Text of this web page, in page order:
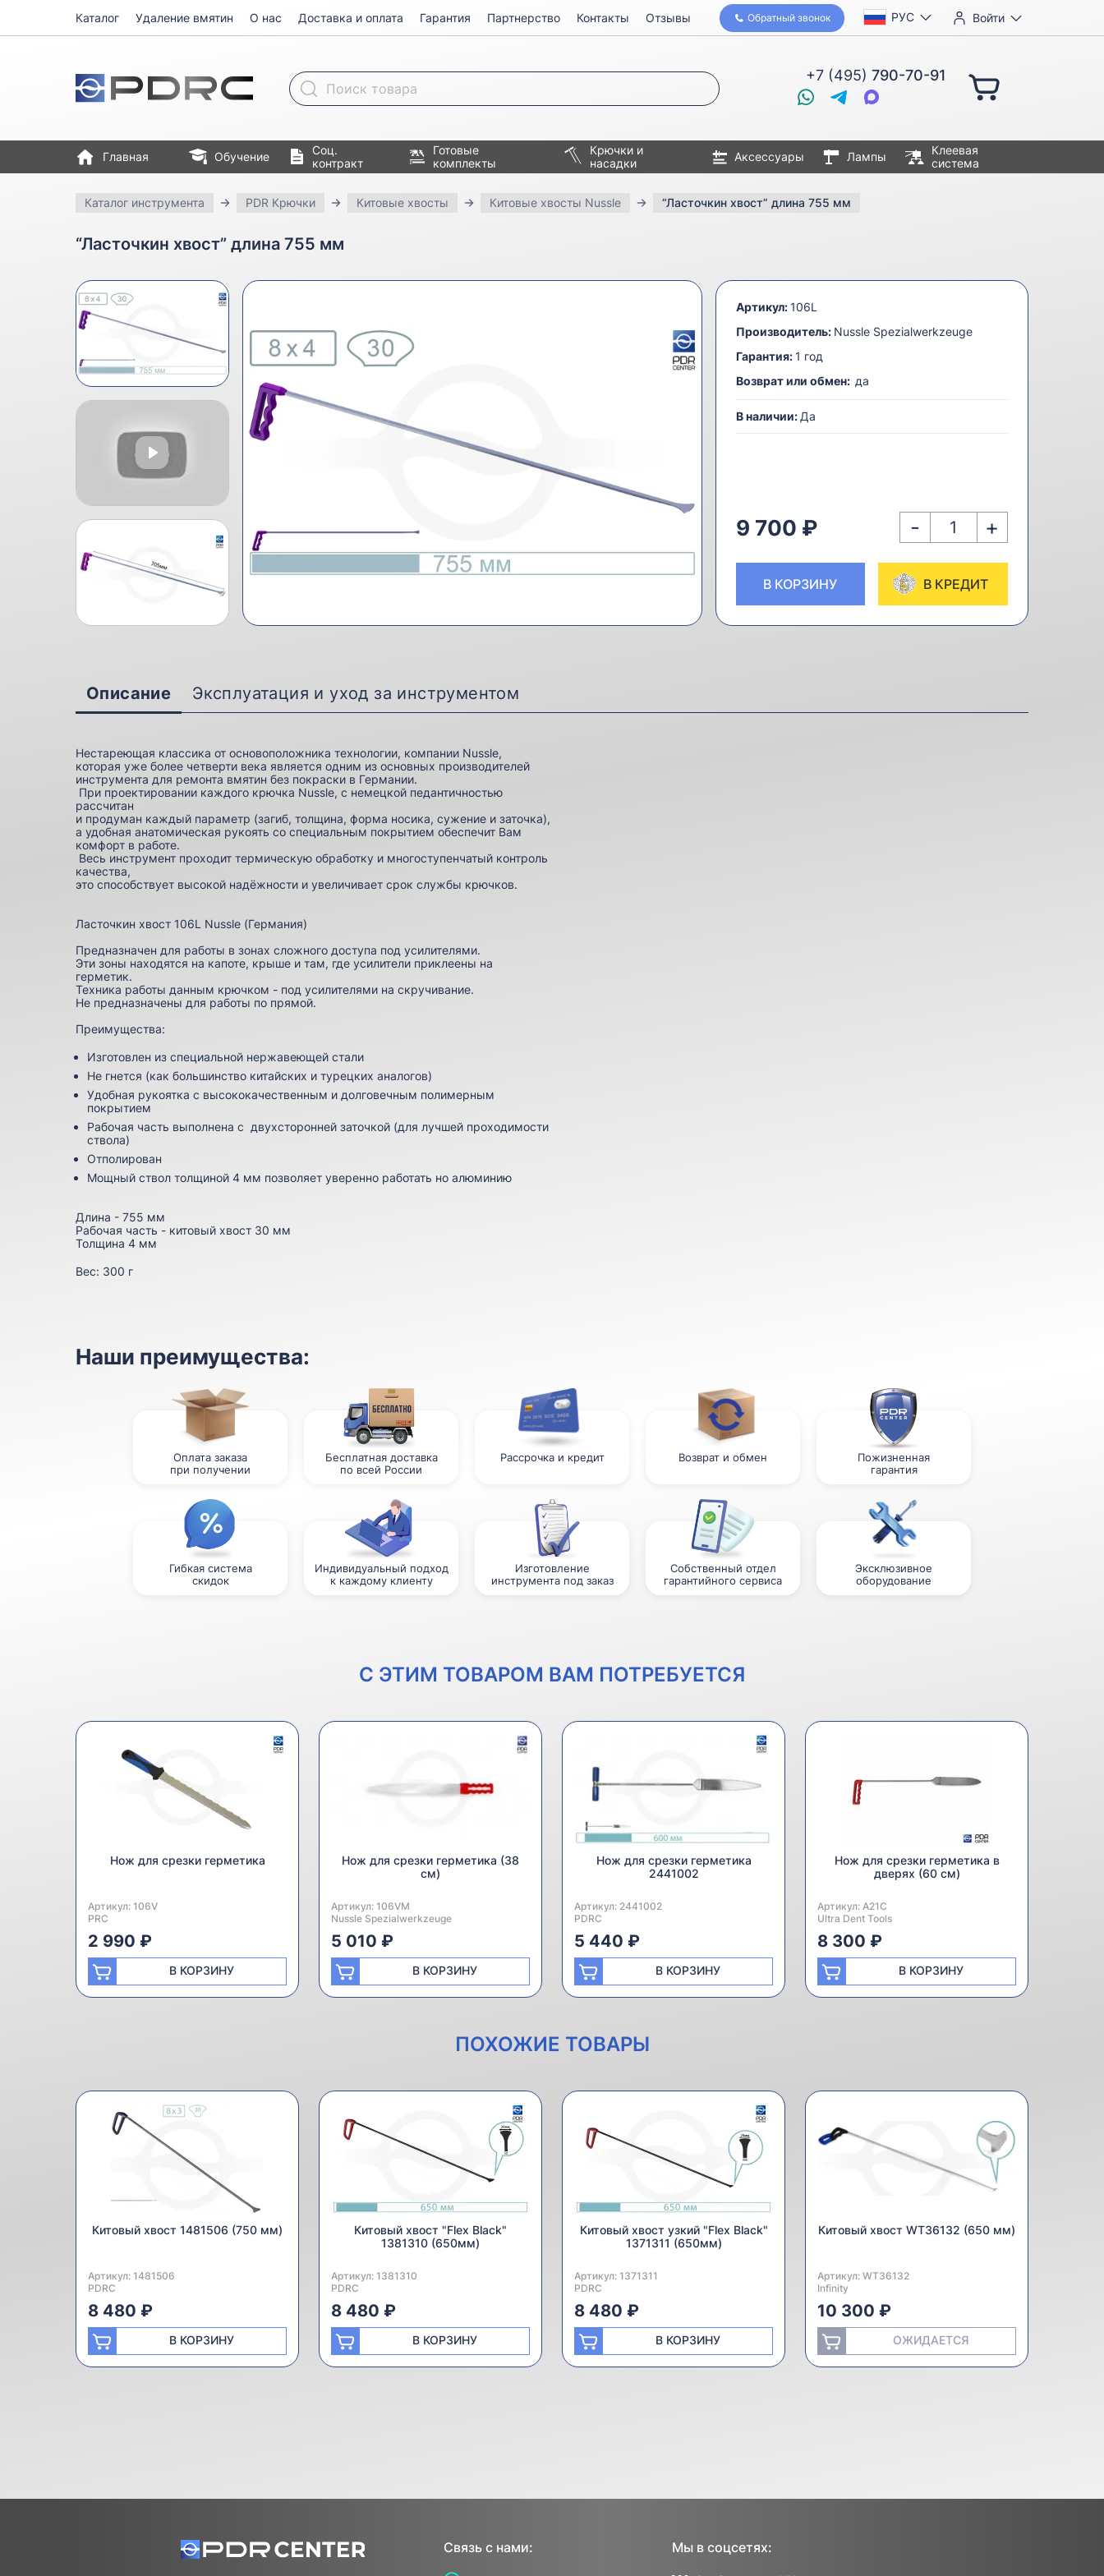
РУС Войти
Обратный звонок
+7 (495) 790-70-91
Поиск товара
Каталог Удаление вмятин О нас Доставка и оплата Гарантия Партнерство Контакты Отзывы
Главная Обучение
Соц.
контракт
Готовые
комплекты
Крючки и
насадки
Аксессуары Лампы
Клеевая
система
Каталог инструмента PDR Крючки Китовые хвосты Китовые хвосты Nussle “Ласточкин хвост” длина 755 мм
“Ласточкин хвост” длина 755 мм
Артикул: 106L
Производитель: Nussle Spezialwerkzeuge
Гарантия: 1 год
Возврат или обмен: да
В наличии: Да
9 700 ₽ - +
В КОРЗИНУ В КРЕДИТ
Описание Эксплуатация и уход за инструментом
Нестареющая классика от основоположника технологии, компании Nussle,
которая уже более четверти века является одним из основных производителей
инструмента для ремонта вмятин без покраски в Германии.
При проектировании каждого крючка Nussle, с немецкой педантичностью
рассчитан
и продуман каждый параметр (загиб, толщина, форма носика, сужение и заточка),
а удобная анатомическая рукоять со специальным покрытием обеспечит Вам
комфорт в работе.
Весь инструмент проходит термическую обработку и многоступенчатый контроль
качества,
это способствует высокой надёжности и увеличивает срок службы крючков.
Ласточкин хвост 106L Nussle (Германия)
Предназначен для работы в зонах сложного доступа под усилителями.
Эти зоны находятся на капоте, крыше и там, где усилители приклеены на
герметик.
Техника работы данным крючком - под усилителями на скручивание.
Не предназначены для работы по прямой.
Преимущества:
Изготовлен из специальной нержавеющей стали
Не гнется (как большинство китайских и турецких аналогов)
Удобная рукоятка с высококачественным и долговечным полимерным
покрытием
Рабочая часть выполнена с двухсторонней заточкой (для лучшей проходимости
ствола)
Отполирован
Мощный ствол толщиной 4 мм позволяет уверенно работать но алюминию
Длина - 755 мм
Рабочая часть - китовый хвост 30 мм
Толщина 4 мм
Вес: 300 г
Наши преимущества:
Оплата заказа
при получении
Бесплатная доставка
по всей России
Рассрочка и кредит Возврат и обмен
Пожизненная
гарантия
Гибкая система
скидок
Индивидуальный подход
к каждому клиенту
Изготовление
инструмента под заказ
Собственный отдел
гарантийного сервиса
Эксклюзивное
оборудование
С ЭТИМ ТОВАРОМ ВАМ ПОТРЕБУЕТСЯ
Нож для срезки герметика
Артикул: 106V
Производитель:
PRC
2 990 ₽
В КОРЗИНУ
Нож для срезки герметика (38
см)
Артикул: 106VM
Производитель:
Nussle Spezialwerkzeuge
5 010 ₽
В КОРЗИНУ
Нож для срезки герметика
2441002
Артикул: 2441002
Производитель:
PDRC
5 440 ₽
В КОРЗИНУ
Нож для срезки герметика в
дверях (60 см)
Артикул: A21C
Производитель:
Ultra Dent Tools
8 300 ₽
В КОРЗИНУ
ПОХОЖИЕ ТОВАРЫ
Китовый хвост 1481506 (750 мм)
Артикул: 1481506
Производитель:
PDRC
8 480 ₽
В КОРЗИНУ
Китовый хвост "Flex Black"
1381310 (650мм)
Артикул: 1381310
Производитель:
PDRC
8 480 ₽
В КОРЗИНУ
Китовый хвост узкий "Flex Black"
1371311 (650мм)
Артикул: 1371311
Производитель:
PDRC
8 480 ₽
В КОРЗИНУ
Китовый хвост WT36132 (650 мм)
Артикул: WT36132
Производитель:
Infinity
10 300 ₽
ОЖИДАЕТСЯ
Связь с нами: Мы в соцсетях: